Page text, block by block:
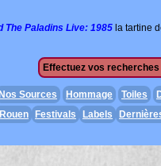
The Paladins Live: 1985 la tartine
Effectuez vos recherches
Nos Sources Hommage Toiles
Festivals Labels